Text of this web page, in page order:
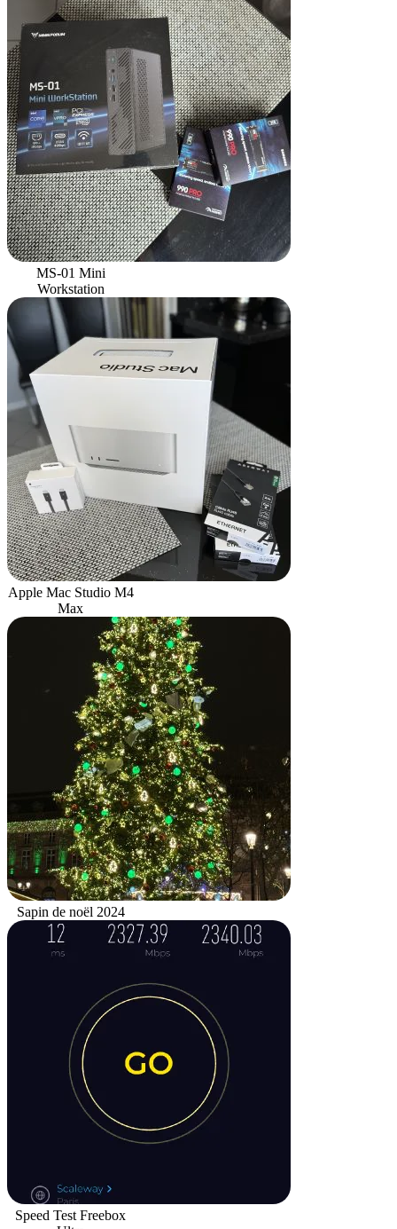
MS-01 Mini
Workstation
Apple Mac Studio M4
Max
Sapin de noël 2024
Speed Test Freebox